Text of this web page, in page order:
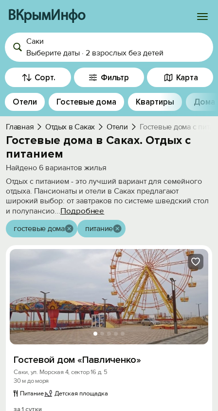
ВКрымИнфо
Войти
Избранное
История просмотра
Добавить свой объект
Саки
Выберите даты · 2 взрослых без детей
Сорт. Фильтр Карта
Отели Гостевые дома Квартиры Дома
Главная Отдых в Саках Отели Гостевые дома с
Гостевые дома в Саках. Отдых с
питанием
Найдено 6 вариантов жилья
Отдых с питанием - это лучший вариант для семейного
отдыха. Пансионаты и отели в Саках предлагают
широкий выбор: от завтраков по системе шведский стол
и полупансио...Подробнее
гостевые дома питание
Гостевой дом «Павличенко»
Саки, ул. Морская 4, сектор 16 д. 5
30 м до моря
Питание
Детская площадка